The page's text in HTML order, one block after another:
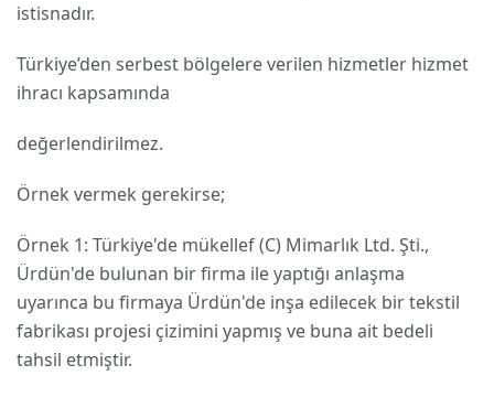
istisnadır.
Türkiye’den serbest bölgelere verilen hizmetler hizmet
ihracı kapsamında
değerlendirilmez.
Örnek vermek gerekirse;
Örnek 1: Türkiye'de mükellef (C) Mimarlık Ltd. Şti.,
Ürdün'de bulunan bir firma ile yaptığı anlaşma
uyarınca bu firmaya Ürdün'de inşa edilecek bir tekstil
fabrikası projesi çizimini yapmış ve buna ait bedeli
tahsil etmiştir.